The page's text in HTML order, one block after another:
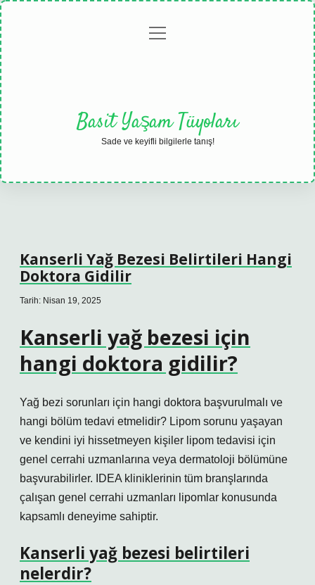
Gizlilikmenüyü
Basit Yaşam Tüyoları
Sade ve keyifli bilgilerle tanış!
Kanserli Yağ Bezesi Belirtileri Hangi
Doktora Gidilir
Tarih: Nisan 19, 2025
Kanserli yağ bezesi için
hangi doktora gidilir?
Yağ bezi sorunları için hangi doktora başvurulmalı ve
hangi bölüm tedavi etmelidir? Lipom sorunu yaşayan
ve kendini iyi hissetmeyen kişiler lipom tedavisi için
genel cerrahi uzmanlarına veya dermatoloji bölümüne
başvurabilirler. IDEA kliniklerinin tüm branşlarında
çalışan genel cerrahi uzmanları lipomlar konusunda
kapsamlı deneyime sahiptir.
Kanserli yağ bezesi belirtileri
nelerdir?